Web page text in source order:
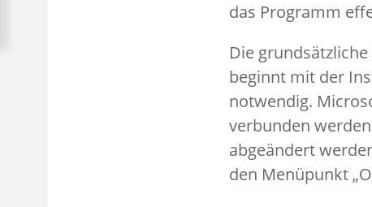
das Programm
Die
beginnt mit der
notwendig.
verbunden
abgeändert
den Menüpunkt